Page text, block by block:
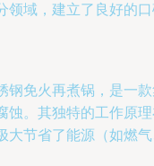
域，建立了良好的口
免火再煮锅，是一
。其独特的工作原
节省了能源（如燃